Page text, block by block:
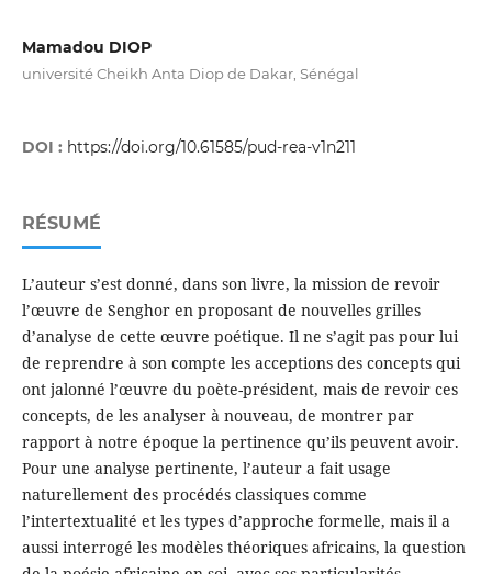
Mamadou DIOP
université Cheikh Anta Diop de Dakar, Sénégal
DOI : https://doi.org/10.61585/pud-rea-v1n211
RÉSUMÉ
L’auteur s’est donné, dans son livre, la mission de revoir
l’œuvre de Senghor en proposant de nouvelles grilles
d’analyse de cette œuvre poétique. Il ne s’agit pas pour lui
de reprendre à son compte les acceptions des concepts qui
ont jalonné l’œuvre du poète-président, mais de revoir ces
concepts, de les analyser à nouveau, de montrer par
rapport à notre époque la pertinence qu’ils peuvent avoir.
Pour une analyse pertinente, l’auteur a fait usage
naturellement des procédés classiques comme
l’intertextualité et les types d’approche formelle, mais il a
aussi interrogé les modèles théoriques africains, la question